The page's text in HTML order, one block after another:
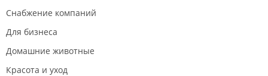
Снабжение компаний
Для бизнеса
Домашние животные
Красота и уход